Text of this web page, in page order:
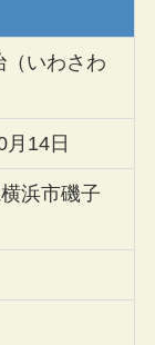
（いわさわ
月14日
浜市磯子